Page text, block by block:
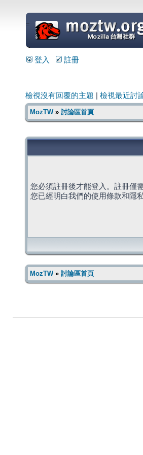
=
登入 註冊
檢視沒有回覆的主題 檢視最近討
MozTW» 討論區首頁
您必須註冊後才能登入。註冊僅
您已經明白我們的使用條款和隱
MozTW» 討論區首頁